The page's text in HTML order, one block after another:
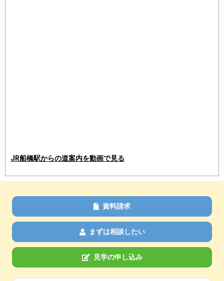
JR船橋駅からの道案内を動画で見る
資料請求
まずは相談したい
見学の申し込み